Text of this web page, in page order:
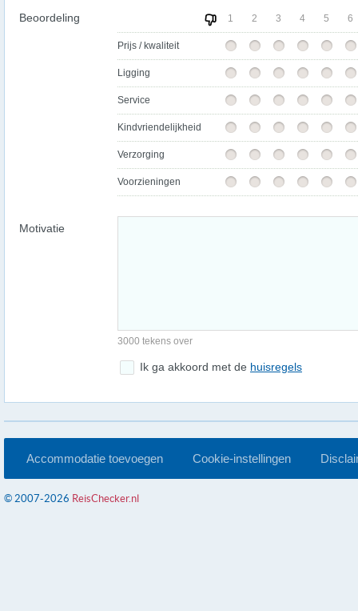
Beoordeling 1 2 3 4 5 6
Prijs / kwaliteit
Ligging
Service
Kindvriendelijkheid
Verzorging
Voorzieningen
Motivatie
3000 tekens over
Ik ga akkoord met de huisregels
Accommodatie toevoegen Cookie-instellingen
© 2007-2026 ReisChecker.nl